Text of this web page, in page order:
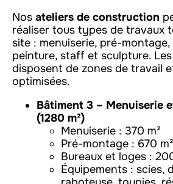
Nos ateliers de construction
réaliser tous types de travaux
site : menuiserie, pré-
peinture, staff et sculpture.
disposent de zones de travail
optimisées.
Bâtiment 3 – Menuiserie
(1280 m²)
Menuiserie : 370 m²
Pré-montage : 670 m²
Bureaux et loges :
Équipements : scies,